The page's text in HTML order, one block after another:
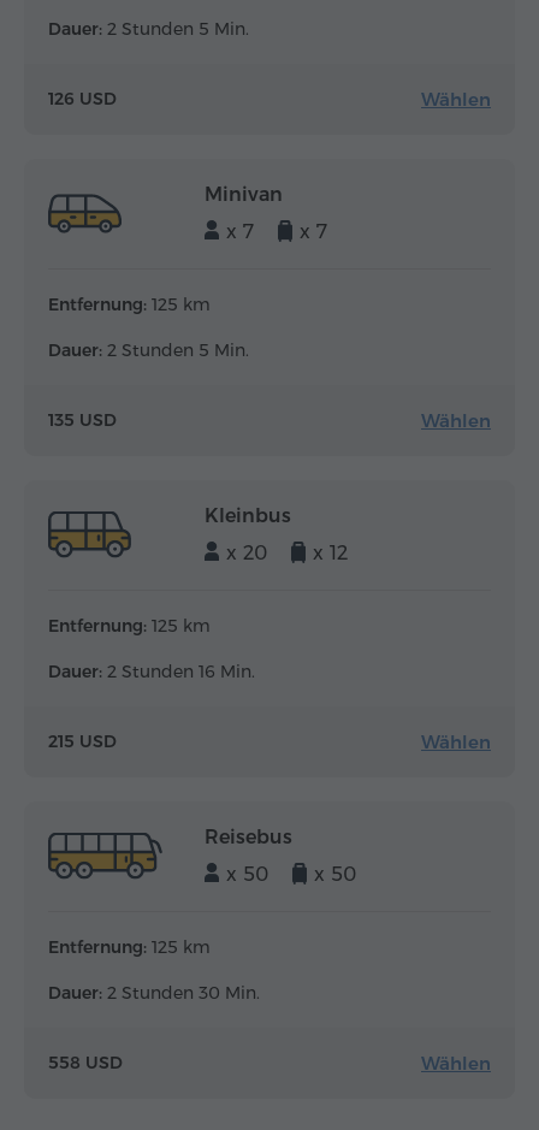
Dauer: 2 Stunden 5 Min.
126 USD Wählen
Minivan
x 7
x 7
Entfernung: 125 km
Dauer: 2 Stunden 5 Min.
135 USD Wählen
Kleinbus
x 20
x 12
Entfernung: 125 km
Dauer: 2 Stunden 16 Min.
215 USD Wählen
Reisebus
x 50
x 50
Entfernung: 125 km
Dauer: 2 Stunden 30 Min.
558 USD Wählen